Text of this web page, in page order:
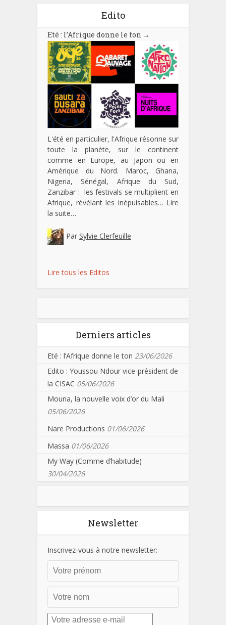
Edito
Eté : l’Afrique donne le ton →
L'été en particulier, l'Afrique résonne sur
toute la planète, sur le continent
comme en Europe, au Japon ou en
Amérique du Nord. Maroc, Ghana,
Nigeria, Sénégal, Afrique du Sud,
Zanzibar : les festivals se multiplient en
Afrique, révélant les inépuisables… Lire
la suite…
Par Sylvie Clerfeuille
Lire tous les Editos
Derniers articles
Eté : l’Afrique donne le ton 23/06/2026
Edito : Youssou Ndour vice-président de
la CISAC 05/06/2026
Mouna, la nouvelle voix d’or du Mali
05/06/2026
Nare Productions 01/06/2026
Massa 01/06/2026
My Way (Comme d’habitude)
30/04/2026
Newsletter
Inscrivez-vous à notre newsletter: